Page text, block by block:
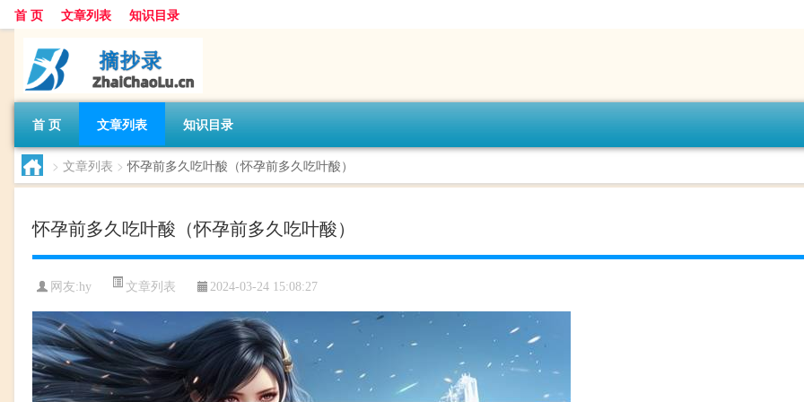
首 页 文章列表 知识目录
首 页 文章列表 知识目录
> 文章列表 > 怀孕前多久吃叶酸（怀孕前多久吃叶酸）
怀孕前多久吃叶酸（怀孕前多久吃叶酸）
网友:hy 文章列表 2024-03-24 15:08:27